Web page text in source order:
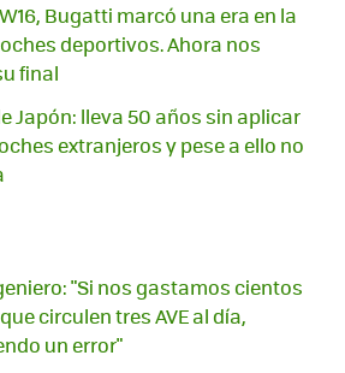
Bugatti marcó una era en la
deportivos. Ahora nos
final
Japón: lleva 50 años sin aplicar
extranjeros y pese a ello no
"Si nos gastamos cientos
circulen tres AVE al día,
un error"